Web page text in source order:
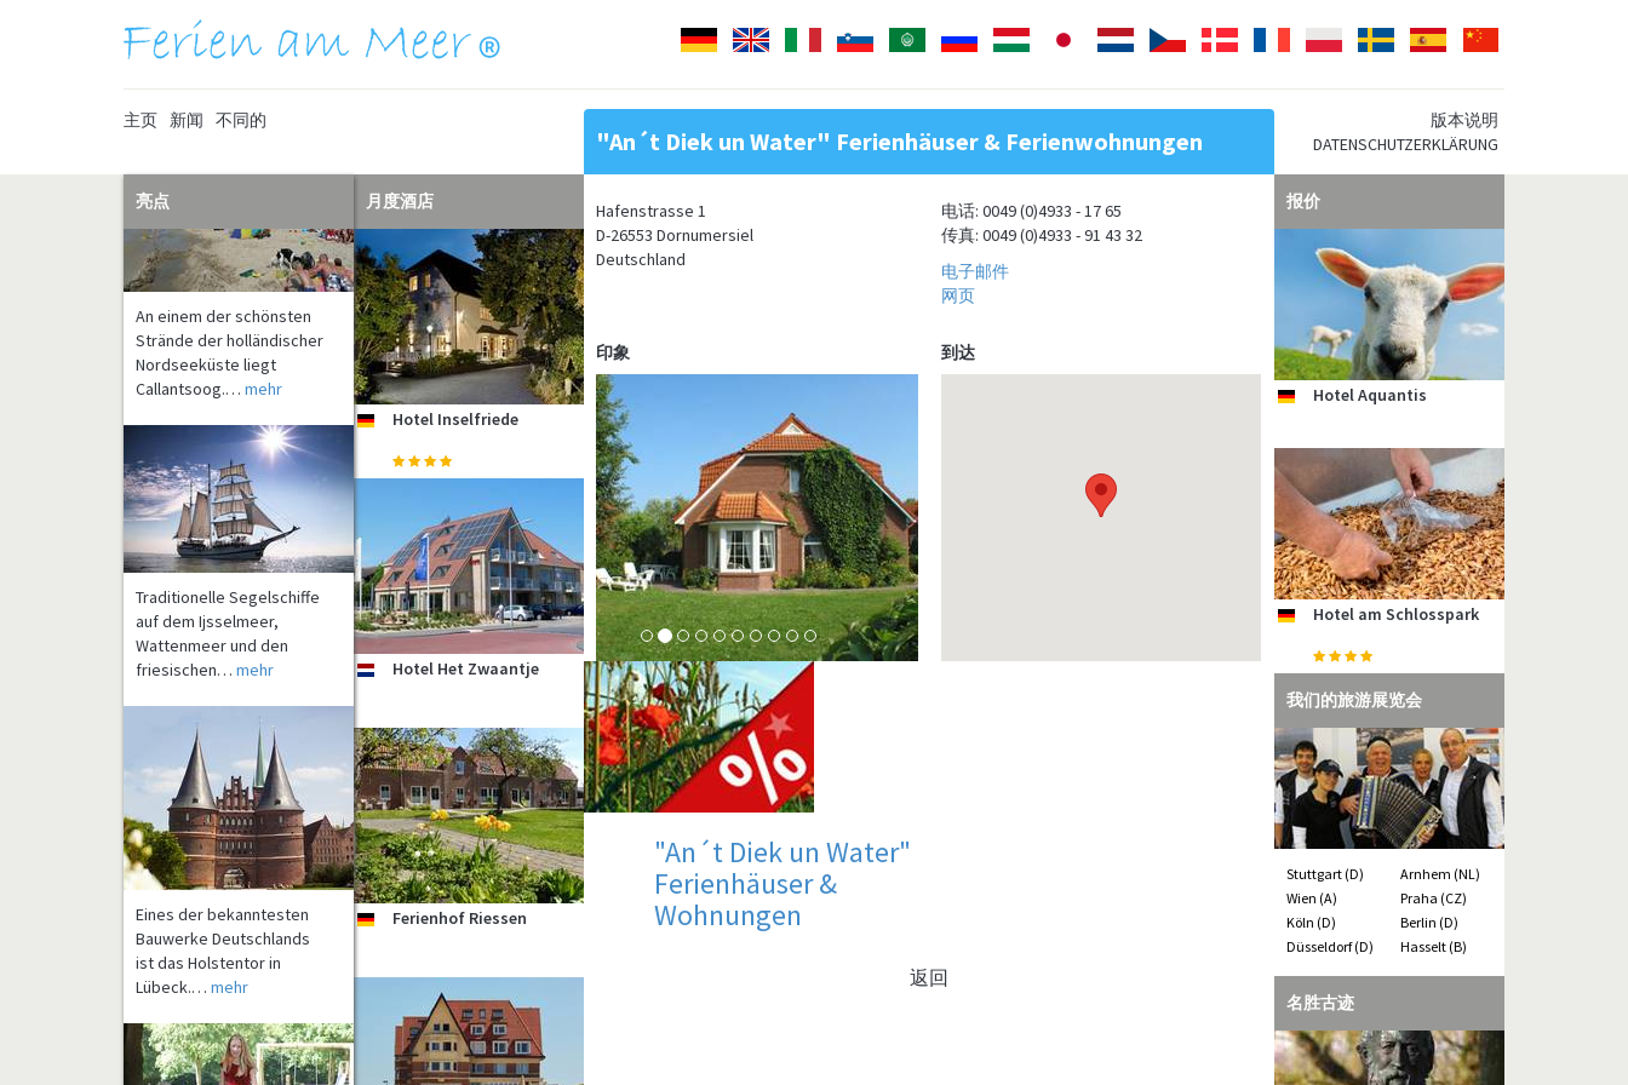
DeutschEnglish ItalianoSlovenščinaArabischPусскийMagyar JapanischNederlands
Česky Dansk FrançaisPolski SvenskaEspañol
主页 新闻 不同的
版本说明
DATENSCHUTZERKLÄRUNG
亮点
Strände der holländischer
Nordseeküste liegt
Callantsoog.…mehr
auf dem Ijsselmeer,
Wattenmeer und den
friesischen…mehr
Bauwerke Deutschlands
ist das Holstentor in
Lübeck.…mehr
月度酒店
de Hotel Inselfriede
nl Hotel Het Zwaantje
de Ferienhof Riessen
"An´t Diek un Water" Ferienhäuser & Ferienwohnungen
Hafenstrasse 1
D-26553 Dornumersiel
Deutschland
电话: 0049 (0)4933 - 17 65
传真: 0049 (0)4933 - 91 43 32
电子邮件
网页
印象 到达
"An´t Diek un Water"
Ferienhäuser &
Wohnungen
返回
报价
de Hotel Aquantis
de Hotel am Schlosspark
de Ostseehotel Dierhagen
de Hotel Inselfriede
de Hotel Villa Weststrand
de Hotel Aquamarin
de Strandhotel Bene
de Ferienanlage ZUM KNIRK
de
"An´t Diek un Water"
Leuchtturm
de Gästehaus Uthörn
nl
NAUPAR - Nautische
de
Zimmervermittlung
我们的旅游展览会
Stuttgart (D)
Arnhem (NL)
Wien (A)
Praha (CZ)
Köln (D)
Berlin (D)
Düsseldorf (D)
Hasselt (B)
名胜古迹